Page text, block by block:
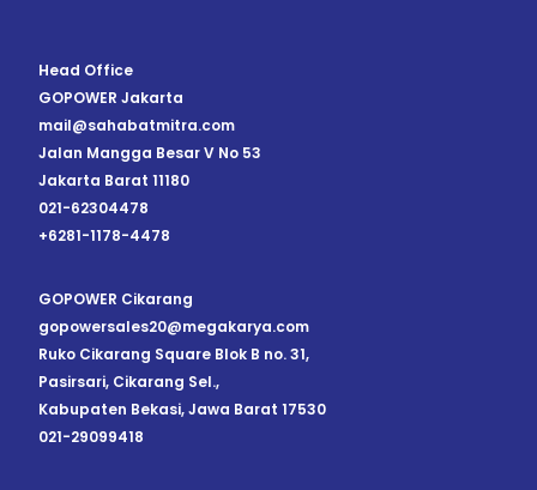
Head Office
GOPOWER Jakarta
mail@sahabatmitra.com
Jalan Mangga Besar V No 53
Jakarta Barat 11180
021-62304478
+6281-1178-4478
GOPOWER Cikarang
gopowersales20@megakarya.com
Ruko Cikarang Square Blok B no. 31,
Pasirsari, Cikarang Sel.,
Kabupaten Bekasi, Jawa Barat 17530
021-29099418